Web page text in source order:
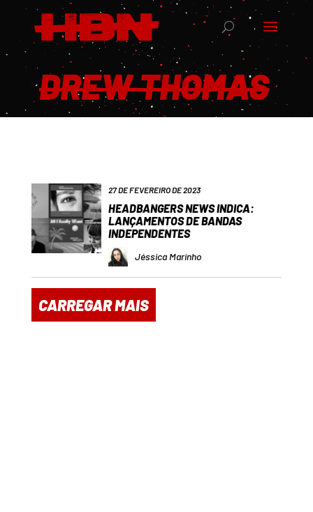
DREW THOMAS
27 DE FEVEREIRO DE 2023
HEADBANGERS NEWS INDICA:
LANÇAMENTOS DE BANDAS
INDEPENDENTES
Jéssica Marinho
CARREGAR MAIS